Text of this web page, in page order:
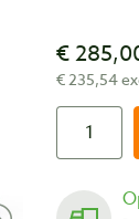
€
€ 235,54